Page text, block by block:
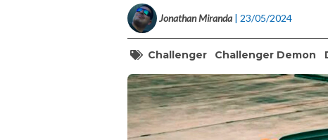
Jonathan Miranda | 23/05/2024
Challenger Challenger Demon